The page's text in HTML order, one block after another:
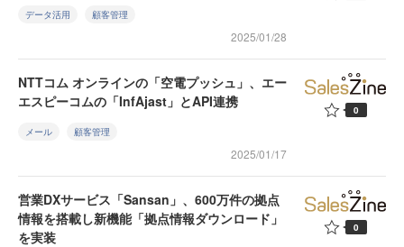
データ活用 顧客管理
2025/01/28
NTTコム オンラインの「空電プッシュ」、エー
エスピーコムの「InfAjast」とAPI連携
メール 顧客管理
2025/01/17
0
営業DXサービス「Sansan」、600万件の拠点
情報を搭載し新機能「拠点情報ダウンロード」
を実装
0